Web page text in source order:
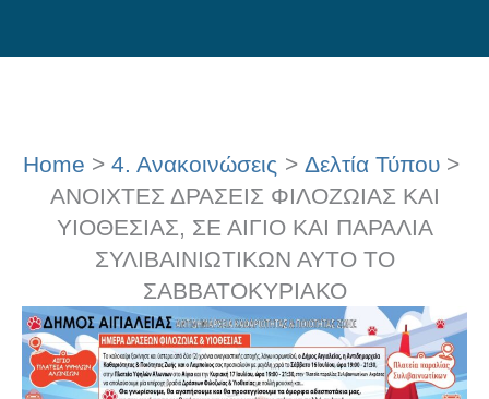
to
Home 4. Ανακοινώσεις
Δελτία Τύπου
ΑΝΟΙΧΤΕΣ ΔΡΑΣΕΙΣ ΦΙΛΟΖΩΙΑΣ ΚΑΙ
ΥΙΟΘΕΣΙΑΣ, ΣΕ ΑΙΓΙΟ ΚΑΙ ΠΑΡΑΛΙΑ
ΣΥΛΙΒΑΙΝΙΩΤΙΚΩΝ ΑΥΤΟ ΤΟ
ΣΑΒΒΑΤΟΚΥΡΙΑΚΟ